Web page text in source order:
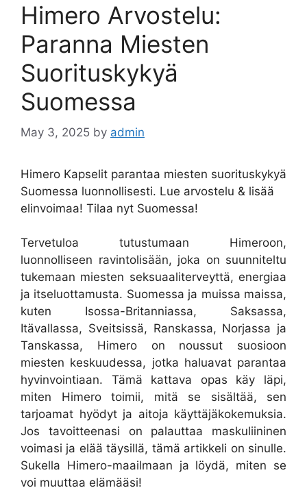
Himero Arvostelu:
Paranna Miesten
Suorituskykyä
Suomessa
May 3, 2025 by admin
Himero Kapselit parantaa miesten suorituskykyä
Suomessa luonnollisesti. Lue arvostelu & lisää
elinvoimaa! Tilaa nyt Suomessa!
Tervetuloa tutustumaan Himeroon,
luonnolliseen ravintolisään, joka on suunniteltu
tukemaan miesten seksuaaliterveyttä, energiaa
ja itseluottamusta. Suomessa ja muissa maissa,
kuten Isossa-Britanniassa, Saksassa,
Itävallassa, Sveitsissä, Ranskassa, Norjassa ja
Tanskassa, Himero on noussut suosioon
miesten keskuudessa, jotka haluavat parantaa
hyvinvointiaan. Tämä kattava opas käy läpi,
miten Himero toimii, mitä se sisältää, sen
tarjoamat hyödyt ja aitoja käyttäjäkokemuksia.
Jos tavoitteenasi on palauttaa maskuliininen
voimasi ja elää täysillä, tämä artikkeli on sinulle.
Sukella Himero-maailmaan ja löydä, miten se
voi muuttaa elämääsi!